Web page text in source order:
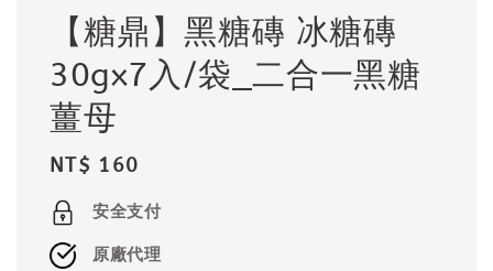
【糖鼎】黑糖磚 冰糖磚
30gx7入/袋_二合一黑糖
薑母
Regular
price
NT$ 160
安全支付
原廠代理